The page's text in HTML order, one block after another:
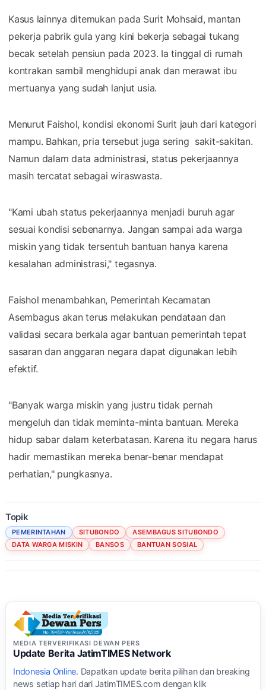
Kasus lainnya ditemukan pada Surit Mohsaid, mantan
pekerja pabrik gula yang kini bekerja sebagai tukang
becak setelah pensiun pada 2023. Ia tinggal di rumah
kontrakan sambil menghidupi anak dan merawat ibu
mertuanya yang sudah lanjut usia.
Menurut Faishol, kondisi ekonomi Surit jauh dari kategori
mampu. Bahkan, pria tersebut juga sering sakit-sakitan.
Namun dalam data administrasi, status pekerjaannya
masih tercatat sebagai wiraswasta.
"Kami ubah status pekerjaannya menjadi buruh agar
sesuai kondisi sebenarnya. Jangan sampai ada warga
miskin yang tidak tersentuh bantuan hanya karena
kesalahan administrasi," tegasnya.
Faishol menambahkan, Pemerintah Kecamatan
Asembagus akan terus melakukan pendataan dan
validasi secara berkala agar bantuan pemerintah tepat
sasaran dan anggaran negara dapat digunakan lebih
efektif.
"Banyak warga miskin yang justru tidak pernah
mengeluh dan tidak meminta-minta bantuan. Mereka
hidup sabar dalam keterbatasan. Karena itu negara harus
hadir memastikan mereka benar-benar mendapat
perhatian," pungkasnya.
Topik
PEMERINTAHAN SITUBONDO
ASEMBAGUS SITUBONDO
DATA WARGA MISKIN
BANSOS BANTUAN SOSIAL
MEDIA TERVERIFIKASI DEWAN PERS
Update Berita JatimTIMES Network
Indonesia Online. Dapatkan update berita pilihan dan breaking
news setiap hari dari JatimTIMES.com dengan klik